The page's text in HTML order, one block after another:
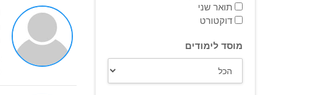
תואר שני
דוקטורט
מוסד לימודים